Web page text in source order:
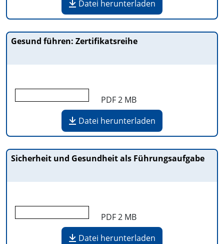
Datei herunterladen
Gesund führen: Zertifikatsreihe
PDF2 MB
Datei herunterladen
Sicherheit und Gesundheit als Führungsaufgabe
PDF2 MB
Datei herunterladen